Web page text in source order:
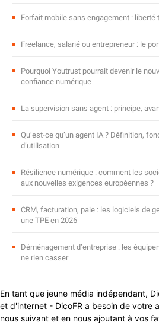
Forfait mobile sans engagement : liberté
Freelance, salarié ou entrepreneur : le
Pourquoi Youtrust pourrait devenir le
confiance numérique
La supervision sans agent : principe,
Qu’est-ce qu’un agent IA ? Définition,
d’utilisation
Résilience numérique : comment les
aux nouvelles exigences européennes ?
CRM, facturation, paie : les logiciels de
une TPE en 2026
Déménagement d’entreprise : les
ne rien casser
En tant que jeune média indépendant,
et d'internet - DicoFR a besoin de votre
nous suivant et en nous ajoutant à vos